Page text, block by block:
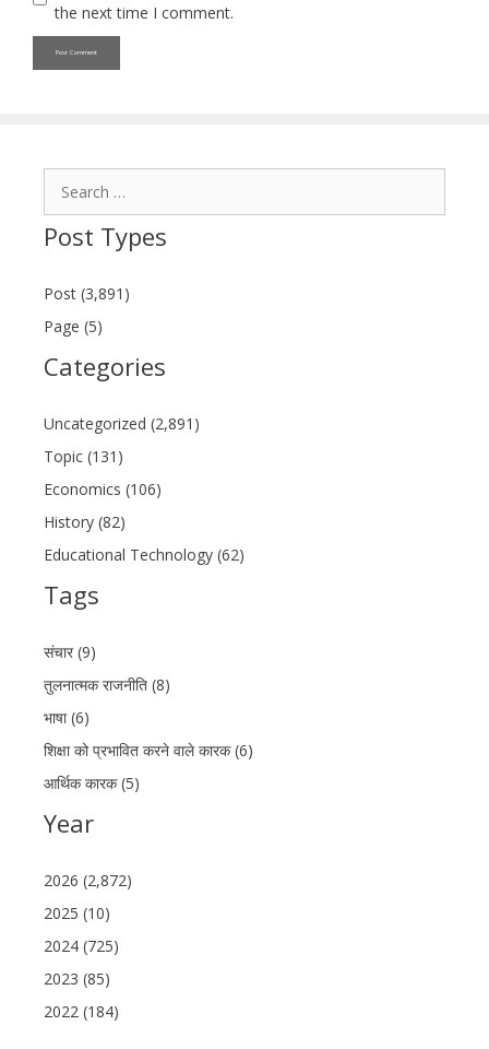
the next time I comment.
Post Types
Post (3,891)
Page (5)
Categories
Uncategorized (2,891)
Topic (131)
Economics (106)
History (82)
Educational Technology (62)
Tags
संचार (9)
तुलनात्मक राजनीति (8)
भाषा (6)
शिक्षा को प्रभावित करने वाले कारक (6)
आर्थिक कारक (5)
Year
2026 (2,872)
2025 (10)
2024 (725)
2023 (85)
2022 (184)